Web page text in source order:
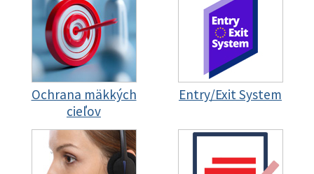
Ochrana mäkkých
cieľov
Entry/Exit System